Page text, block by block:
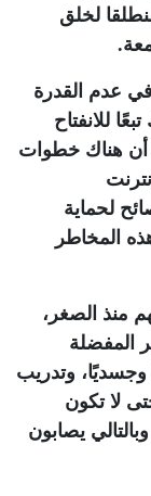
لخلق
.
عدم القدرة
للانفتاح
أن هناك خطوات
لحماية
المخاطر
منذ الصغر،
المفضلة
وتدريب
لا تكون
يصابون